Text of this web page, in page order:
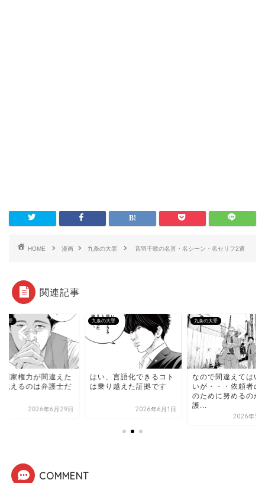
HOME 漫画 九条の大罪 音羽千歌の名言・名シーン・名セリフ2選
関連記事
大罪
国家権力が間違えた
戦えるのは弁護士だ
2026年6月29日
九条の大罪
はい、言語化できるコト
は乗り越えた証拠です
2026年6月1日
九条の大罪
なので間違えてはい
いが・・・依頼者の
のために努めるのが
護...
2026年5
COMMENT